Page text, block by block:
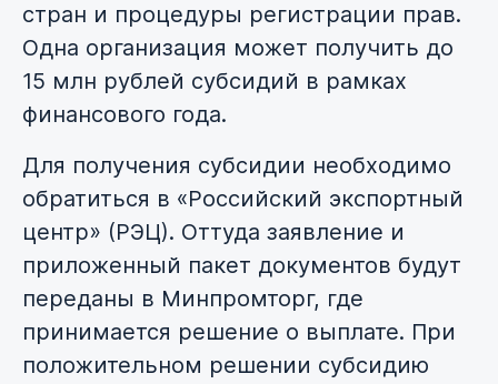
стран и процедуры регистрации прав.
Одна организация может получить до
15 млн рублей субсидий в рамках
финансового года.
Для получения субсидии необходимо
обратиться в «Российский экспортный
центр» (РЭЦ). Оттуда заявление и
приложенный пакет документов будут
переданы в Минпромторг, где
принимается решение о выплате. При
положительном решении субсидию